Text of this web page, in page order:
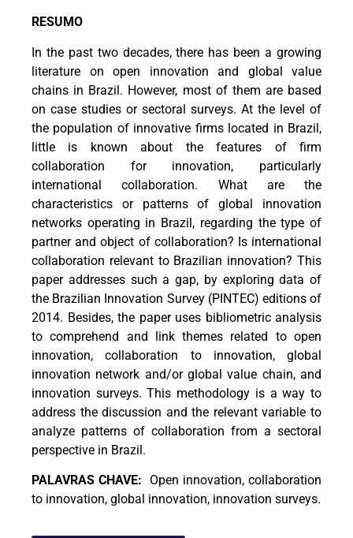
RESUMO
In the past two decades, there has been a growing
literature on open innovation and global value
chains in Brazil. However, most of them are based
on case studies or sectoral surveys. At the level of
the population of innovative firms located in Brazil,
little is known about the features of firm
collaboration for innovation, particularly
international collaboration. What are the
characteristics or patterns of global innovation
networks operating in Brazil, regarding the type of
partner and object of collaboration? Is international
collaboration relevant to Brazilian innovation? This
paper addresses such a gap, by exploring data of
the Brazilian Innovation Survey (PINTEC) editions of
2014. Besides, the paper uses bibliometric analysis
to comprehend and link themes related to open
innovation, collaboration to innovation, global
innovation network and/or global value chain, and
innovation surveys. This methodology is a way to
address the discussion and the relevant variable to
analyze patterns of collaboration from a sectoral
perspective in Brazil.
PALAVRAS CHAVE: Open innovation, collaboration
to innovation, global innovation, innovation surveys.